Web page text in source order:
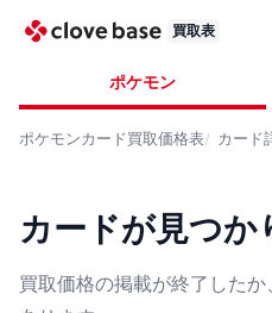
買取表
ポケモン
ポケモンカード買取価格表 カード
カードが見つか
買取価格の掲載が終了した